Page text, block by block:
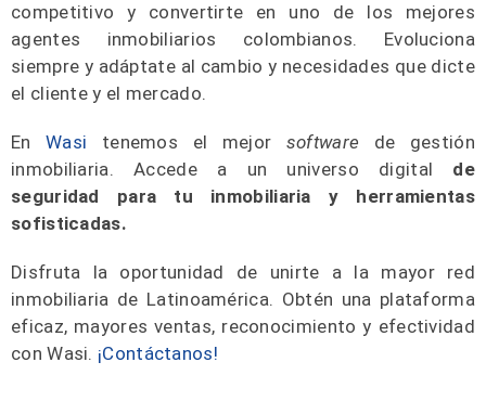
competitivo y convertirte en uno de los mejores
agentes inmobiliarios colombianos. Evoluciona
siempre y adáptate al cambio y necesidades que dicte
el cliente y el mercado.
EnWasi tenemos el mejor software de gestión
inmobiliaria. Accede a un universo digital de
seguridad para tu inmobiliaria y herramientas
sofisticadas.
Disfruta la oportunidad de unirte a la mayor red
inmobiliaria de Latinoamérica. Obtén una plataforma
eficaz, mayores ventas, reconocimiento y efectividad
con Wasi. ¡Contáctanos!